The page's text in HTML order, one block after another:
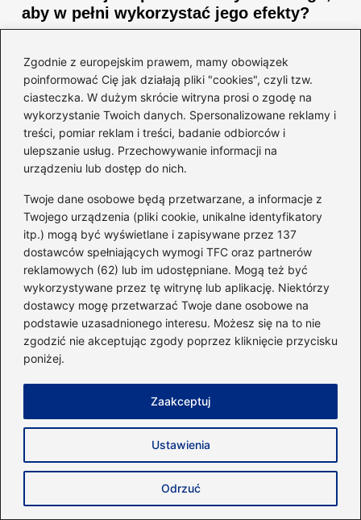
Zgodnie z europejskim prawem, mamy obowiązek
poinformować Cię jak działają pliki "cookies", czyli tzw.
ciasteczka. W dużym skrócie witryna prosi o zgodę na
wykorzystanie Twoich danych. Spersonalizowane reklamy i
treści, pomiar reklam i treści, badanie odbiorców i
ulepszanie usług. Przechowywanie informacji na
urządzeniu lub dostęp do nich.
Twoje dane osobowe będą przetwarzane, a informacje z
Twojego urządzenia (pliki cookie, unikalne identyfikatory
itp.) mogą być wyświetlane i zapisywane przez 137
dostawców spełniających wymogi TFC oraz partnerów
reklamowych (62) lub im udostępniane. Mogą też być
wykorzystywane przez tę witrynę lub aplikację. Niektórzy
dostawcy mogę przetwarzać Twoje dane osobowe na
podstawie uzasadnionego interesu. Możesz się na to nie
zgodzić nie akceptując zgody poprzez kliknięcie przycisku
poniżej.
Ustawienia
Odrzuć
Zaakceptuj
aby w pełni wykorzystać jego efekty?
Czy biszkopty tuczą? Oto prawda, którą
musisz znać!
2026-04-26